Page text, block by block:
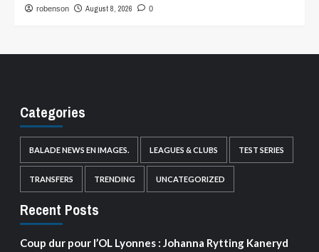
robenson August 8, 2026 0
Categories
BALADE NEWS EN IMAGES. LEAGUES & CLUBS TEST SERIES
TRANSFERS TRENDING UNCATEGORIZED
Recent Posts
Coup dur pour l’OL Lyonnes : Johanna Rytting Kaneryd